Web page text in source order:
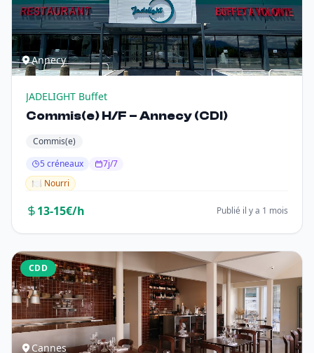
Annecy
JADELIGHT Buffet
Commis(e) H/F – Annecy (CDI)
Commis(e)
5 créneaux
7j/7
🍽️ Nourri
13-15€/h Publié il y a 1 mois
CDD
Cannes